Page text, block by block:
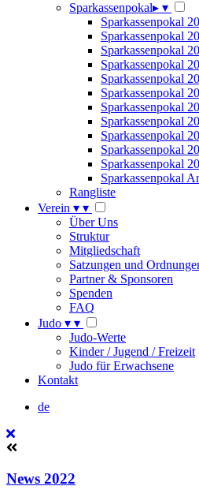
Sparkassenpokal▸ ▾
Sparkassenpokal
Sparkassenpokal
Sparkassenpokal
Sparkassenpokal
Sparkassenpokal
Sparkassenpokal
Sparkassenpokal
Sparkassenpokal
Sparkassenpokal
Sparkassenpokal
Sparkassenpokal
Sparkassenpokal
Rangliste
Verein ▾ ▾
Über Uns
Struktur
Mitgliedschaft
Satzungen und
Partner & Sponsoren
Spenden
FAQ
Judo ▾ ▾
Judo-Werte
Kinder / Jugend / Freizeit
Judo für Erwachsene
Kontakt
de
News 2022